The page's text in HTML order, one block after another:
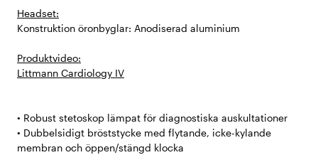
Headset:
Konstruktion öronbyglar: Anodiserad aluminium
Produktvideo:
Littmann Cardiology IV
• Robust stetoskop lämpat för diagnostiska auskultationer
• Dubbelsidigt bröststycke med flytande, icke-kylande
membran och öppen/stängd klocka